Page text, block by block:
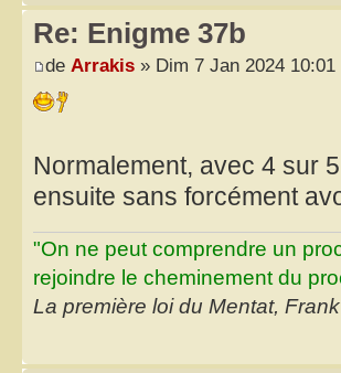
Re: Enigme 37b
de Arrakis » Dim 7 Jan 2024 10:01
Normalement, avec 4 sur
ensuite sans forcément
"On ne peut comprendre un
rejoindre le cheminement du
La première loi du Mentat,